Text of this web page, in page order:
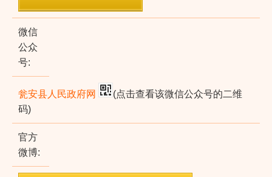
微信
公众
号:
瓮安县人民政府网
(点击查看该微信公众号的二维
码)
官方
微博: